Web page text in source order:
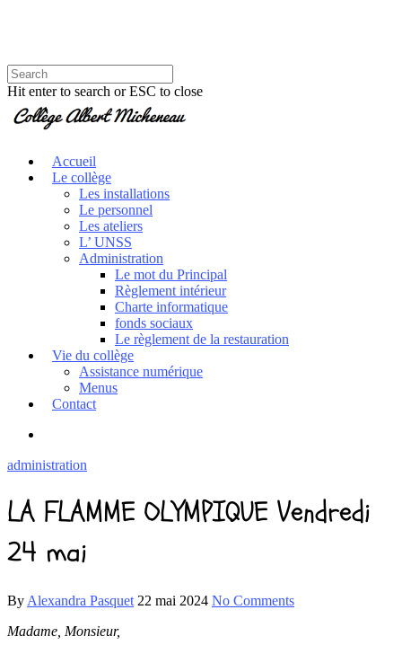
Hit enter to search or ESC to close
Accueil
Le collège
Les installations
Le personnel
Les ateliers
L’ UNSS
Administration
Le mot du Principal
Règlement intérieur
Charte informatique
fonds sociaux
Le règlement de la restauration
Vie du collège
Assistance numérique
Menus
Contact
administration
LA FLAMME OLYMPIQUE Vendredi
24 mai
By Alexandra Pasquet 22 mai 2024 No Comments
Madame, Monsieur,